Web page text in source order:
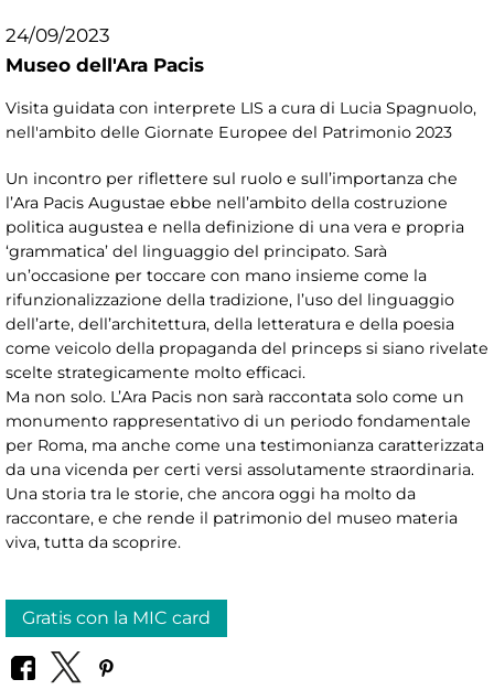
24/09/2023
Museo dell'Ara Pacis
Visita guidata con interprete LIS a cura di Lucia Spagnuolo,
nell'ambito delle Giornate Europee del Patrimonio 2023
Un incontro per riflettere sul ruolo e sull’importanza che
l’Ara Pacis Augustae ebbe nell’ambito della costruzione
politica augustea e nella definizione di una vera e propria
‘grammatica’ del linguaggio del principato. Sarà
un’occasione per toccare con mano insieme come la
rifunzionalizzazione della tradizione, l’uso del linguaggio
dell’arte, dell’architettura, della letteratura e della poesia
come veicolo della propaganda del princeps si siano rivelate
scelte strategicamente molto efficaci.
Ma non solo. L’Ara Pacis non sarà raccontata solo come un
monumento rappresentativo di un periodo fondamentale
per Roma, ma anche come una testimonianza caratterizzata
da una vicenda per certi versi assolutamente straordinaria.
Una storia tra le storie, che ancora oggi ha molto da
raccontare, e che rende il patrimonio del museo materia
viva, tutta da scoprire.
Gratis con la MIC card